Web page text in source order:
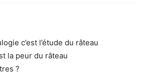
c’est l’étude du râteau
la peur du râteau
?